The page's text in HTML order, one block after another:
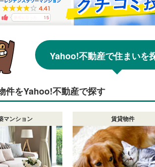
Yahoo!不動産で住まいを
件をYahoo!不動産で探す
マンション 賃貸物件